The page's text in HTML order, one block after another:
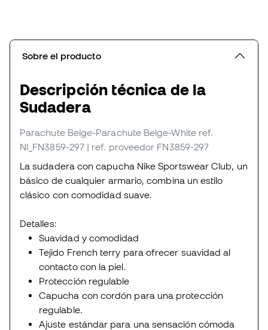
Sobre el producto
Descripción técnica de la
Sudadera
Parachute Beige-Parachute Beige-White ref.
NI_FN3859-297 | ref. proveedor FN3859-297
La sudadera con capucha Nike Sportswear Club, un
básico de cualquier armario, combina un estilo
clásico con comodidad suave.
Detalles:
Suavidad y comodidad
Tejido French terry para ofrecer suavidad al
contacto con la piel.
Protección regulable
Capucha con cordón para una protección
regulable.
Ajuste estándar para una sensación cómoda